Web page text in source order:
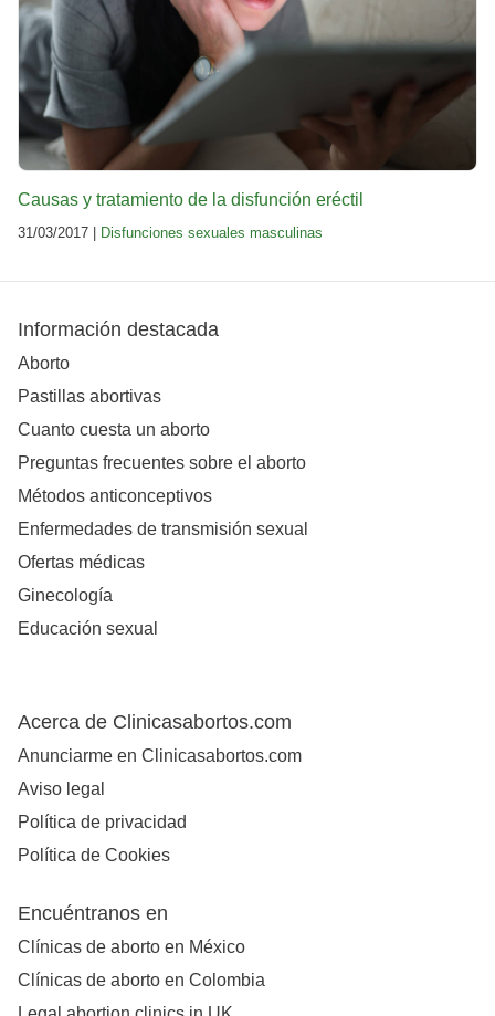
Causas y tratamiento de la disfunción eréctil
31/03/2017 | Disfunciones sexuales masculinas
Información destacada
Aborto
Pastillas abortivas
Cuanto cuesta un aborto
Preguntas frecuentes sobre el aborto
Métodos anticonceptivos
Enfermedades de transmisión sexual
Ofertas médicas
Ginecología
Educación sexual
Acerca de Clinicasabortos.com
Anunciarme en Clinicasabortos.com
Aviso legal
Política de privacidad
Política de Cookies
Encuéntranos en
Clínicas de aborto en México
Clínicas de aborto en Colombia